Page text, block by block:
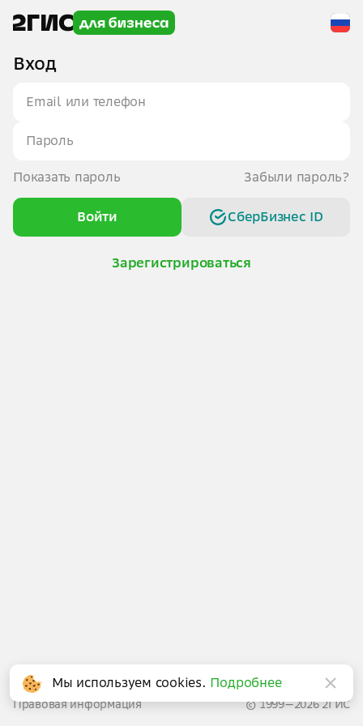
Вход
Показать пароль Забыли пароль?
Войти СберБизнес ID
Зарегистрироваться
Написать в поддержку
Правовая информация
© 1999—2026 2ГИС
Мы используем cookies. Подробнее